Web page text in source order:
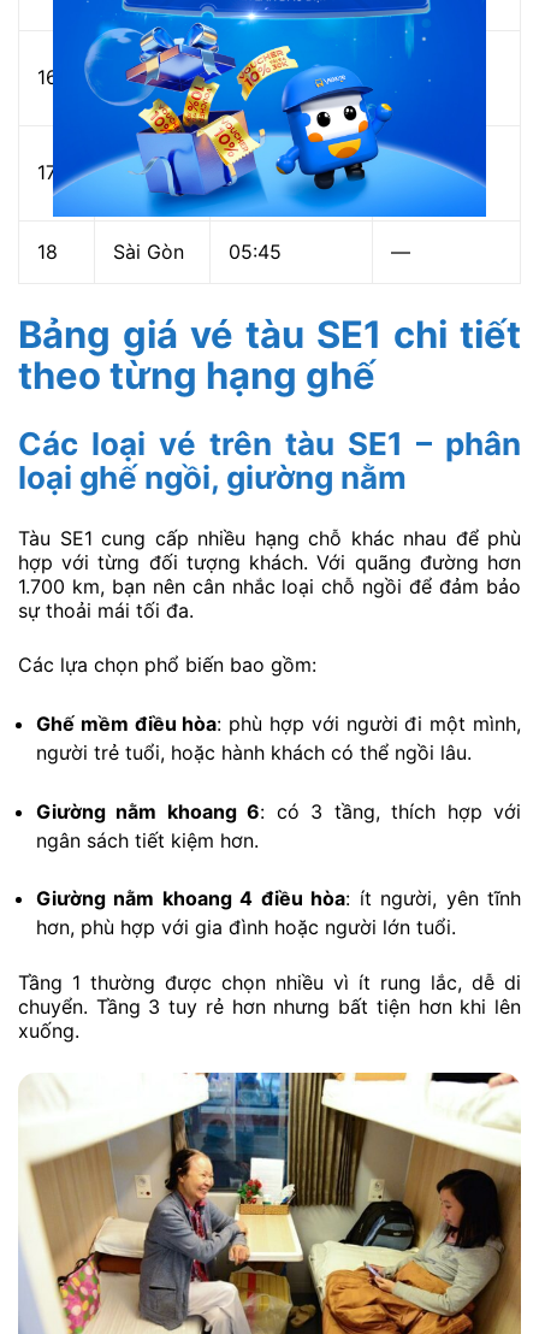
16
Bình
Thuận
03:29 03:34
17
Biên
Hòa
05:05 05:08
18 Sài Gòn 05:45 —
Bảng giá vé tàu SE1 chi tiết
theo từng hạng ghế
Các loại vé trên tàu SE1 – phân
loại ghế ngồi, giường nằm
Tàu SE1 cung cấp nhiều hạng chỗ khác nhau để phù
hợp với từng đối tượng khách. Với quãng đường hơn
1.700 km, bạn nên cân nhắc loại chỗ ngồi để đảm bảo
sự thoải mái tối đa.
Các lựa chọn phổ biến bao gồm:
Ghế mềm điều hòa: phù hợp với người đi một mình,
người trẻ tuổi, hoặc hành khách có thể ngồi lâu.
Giường nằm khoang 6: có 3 tầng, thích hợp với
ngân sách tiết kiệm hơn.
Giường nằm khoang 4 điều hòa: ít người, yên tĩnh
hơn, phù hợp với gia đình hoặc người lớn tuổi.
Tầng 1 thường được chọn nhiều vì ít rung lắc, dễ di
chuyển. Tầng 3 tuy rẻ hơn nhưng bất tiện hơn khi lên
xuống.